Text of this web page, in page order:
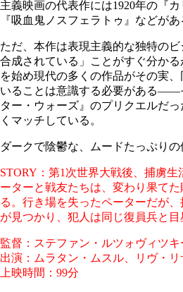
主義映画の代表作には1920年の『
『吸血鬼ノスフェラトゥ』などがあ
ただ、本作は表現主義的な独特の
合成されている」ことがすぐ分か
を始め現代の多くの作品がその実
いることは意識する必要がある――
ター・ウォーズ』のプリクエルだ
くマッチしている。
ダークで陰鬱な、ムードたっぷりの
STORY：第1次世界大戦後、捕虜
ーターと戦友たちは、変わり果て
る。行き場を失ったペーターだが
が見つかり、犯人は同じ復員兵と目
監督：ステファン・ルツォヴィツキ
出演：ムラタン・ムスル、リヴ・
上映時間：99分